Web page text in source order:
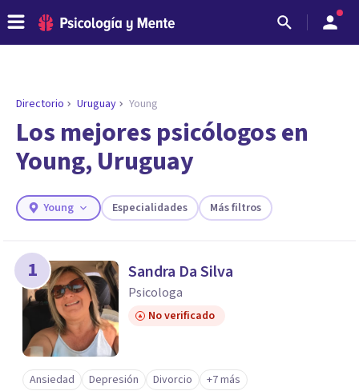
ENCONTRAR MI TERAPEUTA
¿Necesitas ayuda para encontrar el
psicólogo adecuado?
Responde a unas breves preguntas y te ofreceremos
necesidades.
Directorio Uruguay Young
Los mejores psicólogos en
Young, Uruguay
Young Especialidades Más filtros
1 Sandra Da Silva
Psicologa
No verificado
Ansiedad Depresión Divorcio +7 más